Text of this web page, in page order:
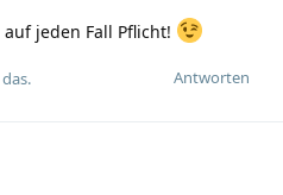
jeden Fall Pflicht!
Antworten